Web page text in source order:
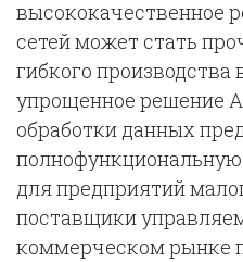
высококачественное
сетей может стать
гибкого
упрощенное решение
обработки данных
для предприятий
поставщики
коммерческом рынке